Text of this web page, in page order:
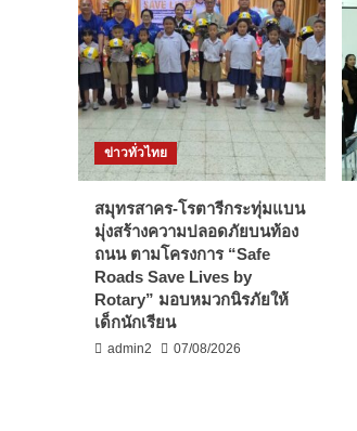
ข่าวทั่วไทย
สมุทรสาคร-โรตารีกระทุ่มแบน
มุ่งสร้างความปลอดภัยบนท้อง
ถนน ตามโครงการ “Safe
Roads Save Lives by
Rotary” มอบหมวกนิรภัยให้
เด็กนักเรียน
admin2 07/08/2026